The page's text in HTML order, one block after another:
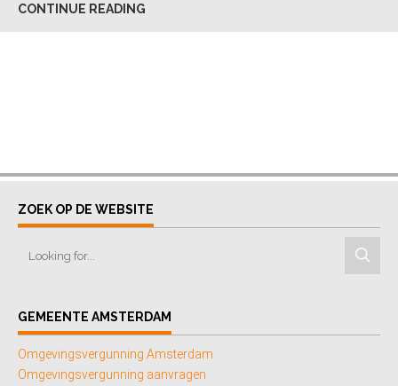
CONTINUE READING
ZOEK OP DE WEBSITE
GEMEENTE AMSTERDAM
Omgevingsvergunning Amsterdam
Omgevingsvergunning aanvragen